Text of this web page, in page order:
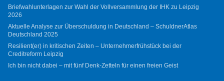
Briefwahlunterlagen zur Wahl der Vollversammlung der IHK zu Leipzig
2026
Aktuelle Analyse zur Überschuldung in Deutschland – SchuldnerAtlas
Deutschland 2025
Resilient(er) in kritischen Zeiten – Unternehmerfrühstück bei der
Creditreform Leipzig
Ich bin nicht dabei – mit fünf Denk-Zetteln für einen freien Geist